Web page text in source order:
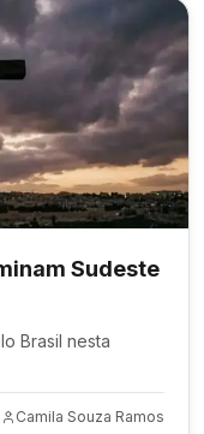
Sudeste
Brasil nesta
Camila Souza Ramos